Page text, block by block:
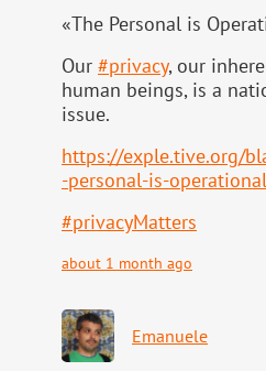
«The Personal is
Our #privacy, our
human beings, is a
issue.
https://exple.tive.org/
-personal-is-
#privacyMatters
about 1 month ago
Emanuele